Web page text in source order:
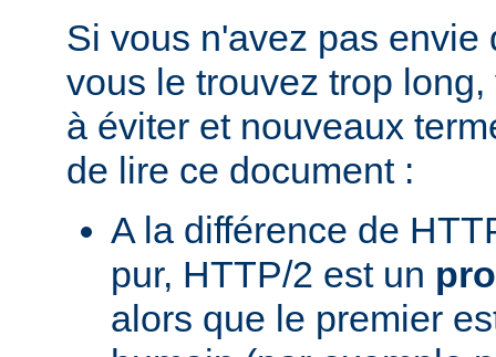
Si vous n'avez pas envie
vous le trouvez trop
à éviter et nouveaux
de lire ce document :
A la différence de
pur, HTTP/2 est un
alors que le premier